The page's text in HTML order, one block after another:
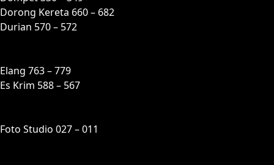
Dorong Kereta 660 – 682
Durian 570 – 572
Elang 763 – 779
Es Krim 588 – 567
Foto Studio 027 – 011